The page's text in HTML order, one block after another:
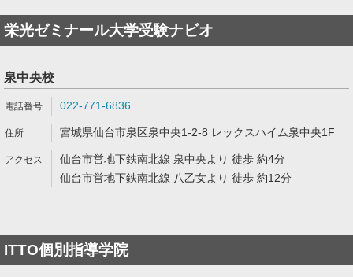
栄光ゼミナール大学受験ナビオ
泉中央校
022-771-6836
宮城県仙台市泉区泉中央1-2-8 レックスハイム泉中央1F
仙台市営地下鉄南北線 泉中央より 徒歩 約4分
仙台市営地下鉄南北線 八乙女より 徒歩 約12分
ITTO個別指導学院